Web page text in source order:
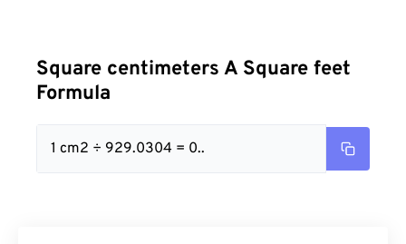
Square centimeters A Square feet
Formula
1 cm2 ÷ 929.0304 = 0..